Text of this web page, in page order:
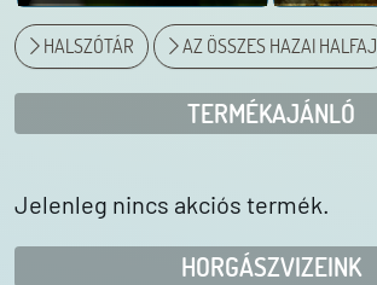
HALSZÓTÁR AZ ÖSSZES HAZAI HALFAJ
TERMÉKAJÁNLÓ
Jelenleg nincs akciós termék.
HORGÁSZVIZEINK